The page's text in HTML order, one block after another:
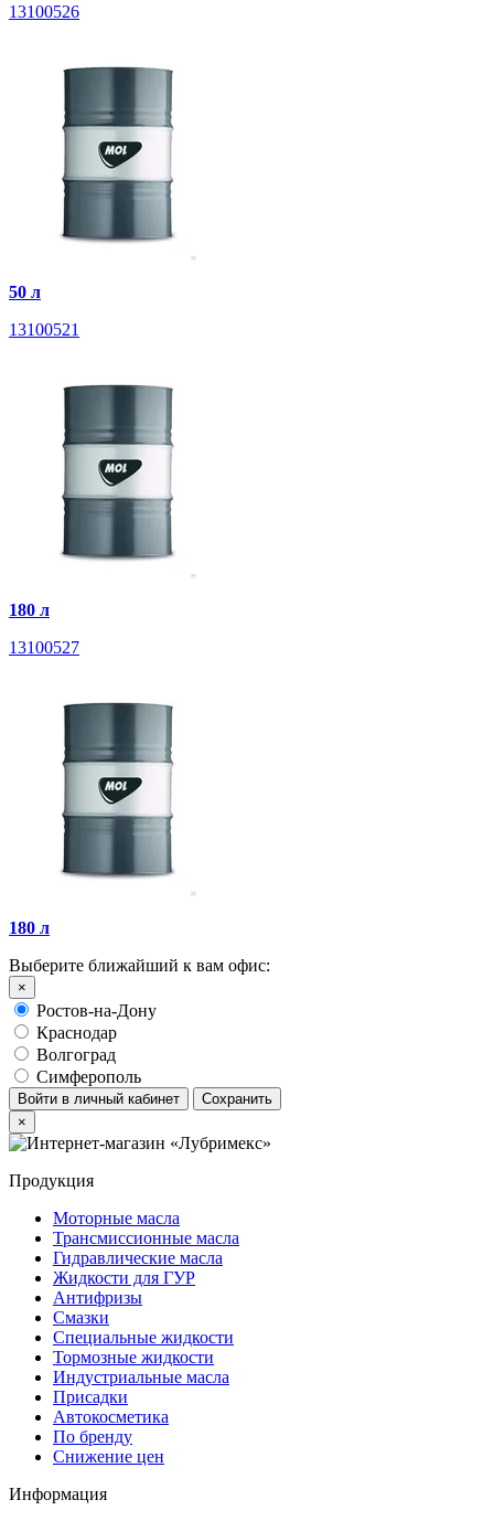
13100526
50 л
13100521
180 л
13100527
180 л
Выберите ближайший к вам офис:
×
Ростов-на-Дону
Краснодар
Волгоград
Симферополь
Войти в личный кабинет
Сохранить
×
Продукция
Моторные масла
Трансмиссионные масла
Гидравлические масла
Жидкости для ГУР
Антифризы
Смазки
Специальные жидкости
Тормозные жидкости
Индустриальные масла
Присадки
Автокосметика
По бренду
Снижение цен
Информация